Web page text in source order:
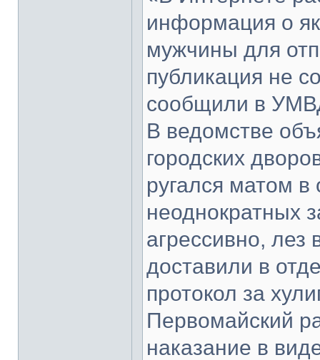
информация о
мужчины для
публикация не
сообщили в
В ведомстве
городских
ругался матом
неоднократных
агрессивно,
доставили в
протокол за
Первомайский
наказание в